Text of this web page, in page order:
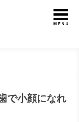
で小顔になれ